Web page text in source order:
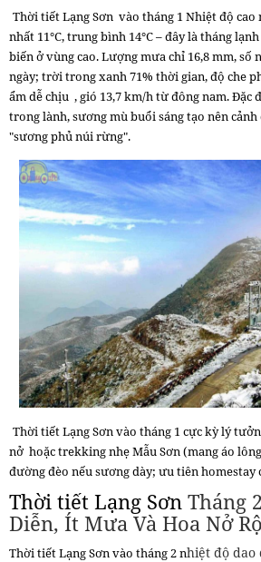
Thời tiết Lạng Sơn vào tháng 1Nhiệt độ cao
nhất 11°C, trung bình 14°C – đây là tháng
biến ở vùng cao. Lượng mưa chỉ 16,8 mm, số
ngày; trời trong xanh 71% thời gian, độ che
ẩm dễ chịu , gió 13,7 km/h từ đông nam. Đặc
trong lành, sương mù buổi sáng tạo nên
"sương phủ núi rừng".
Thời tiết Lạng Sơn vào tháng 1 cực kỳ lý
nở hoặc trekking nhẹ Mẫu Sơn (mang áo
đường đèo nếu sương dày; ưu tiên homestay
Thời tiết Lạng Sơn Tháng
Diễn, Ít Mưa Và Hoa Nở Rộ
Thời tiết Lạng Sơn vào tháng 2 nhiệt độ dao